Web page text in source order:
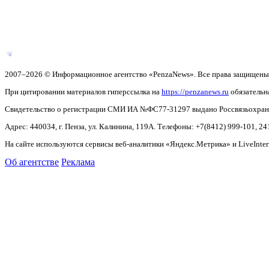
2007–2026 © Информационное агентство «PenzaNews». Все права
При цитировании материалов гиперссылка на https://penzanews.ru
Свидетельство о регистрации СМИ ИА №ФС77-31297 выдано
Адрес: 440034, г. Пенза, ул. Калинина, 119А. Телефоны: +7(8412) 999-101,
На сайте используются сервисы веб-аналитики «Яндекс.Метрика» и
Об агентстве Реклама